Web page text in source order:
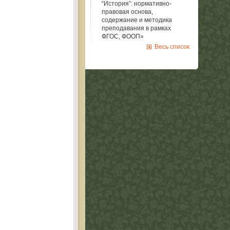
“История”: нормативно-
правовая основа,
содержание и методика
преподавания в рамках
ФГОС, ФООП»
Весь список